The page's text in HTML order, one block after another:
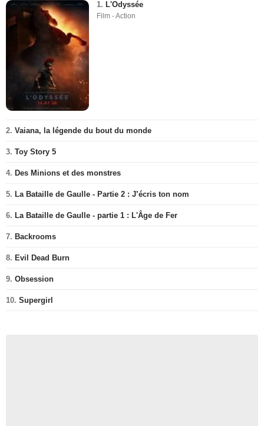
1. L'Odyssée
Film - Action
2. Vaiana, la légende du bout du monde
3. Toy Story 5
4. Des Minions et des monstres
5. La Bataille de Gaulle - Partie 2 : J’écris ton nom
6. La Bataille de Gaulle - partie 1 : L'Âge de Fer
7. Backrooms
8. Evil Dead Burn
9. Obsession
10. Supergirl